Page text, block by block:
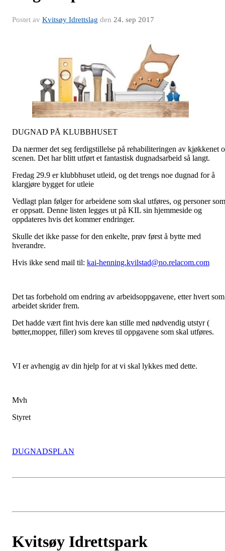
Postet av Kvitsøy Idrettslag den 24. sep 2017
DUGNAD PÅ KLUBBHUSET
Da nærmer det seg ferdigstillelse på rehabiliteringen av kjøkkenet
scenen. Det har blitt utført et fantastisk dugnadsarbeid så langt.
Fredag 29.9 er klubbhuset utleid, og det trengs noe dugnad for å
klargjøre bygget for utleie
Vedlagt plan følger for arbeidene som skal utføres, og personer som
er oppsatt. Denne listen legges ut på KIL sin hjemmeside og
oppdateres hvis det kommer endringer.
Skulle det ikke passe for den enkelte, prøv først å bytte med
hverandre.
Hvis ikke send mail til: kai-henning.kvilstad@no.relacom.com
Det tas forbehold om endring av arbeidsoppgavene, etter hvert som
arbeidet skrider frem.
Det hadde vært fint hvis dere kan stille med nødvendig utstyr (
bøtter,mopper, filler) som kreves til oppgavene som skal utføres.
VI er avhengig av din hjelp for at vi skal lykkes med dette.
Mvh
Styret
DUGNADSPLAN
Kvitsøy Idrettspark